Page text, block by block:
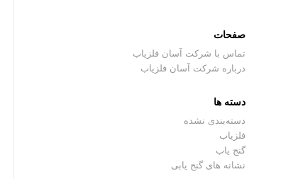
صفحات
تماس با شرکت آسان فلزیاب
درباره شرکت آسان فلزیاب
دسته ها
دسته‌بندی نشده
فلزیاب
گنج یاب
نشانه های گنج یابی